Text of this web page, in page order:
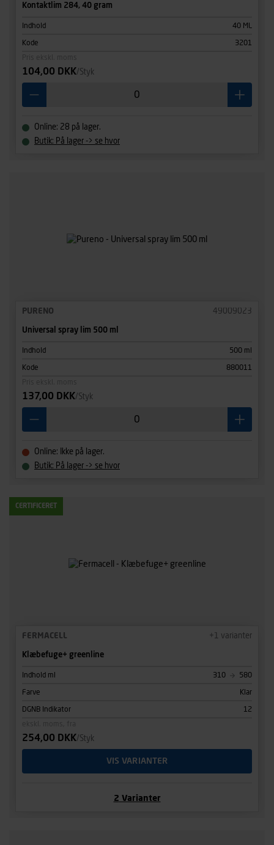
Kontaktlim 284, 40 gram
Indhold 40 ML
Kode
3201
104,00 DKK/Styk
Online: 28 på lager.
Butik: På lager -> se hvor
PURENO 49009023
Universal spray lim 500 ml
Indhold 500 ml
Kode
880011
137,00 DKK/Styk
Online: Ikke på lager.
Butik: På lager -> se hvor
CERTIFICERET
FERMACELL +1 varianter
Klæbefuge+ greenline
Indhold ml 310 580
Farve Klar
DGNB Indikator
12
254,00 DKK/Styk
VIS VARIANTER
2 Varianter